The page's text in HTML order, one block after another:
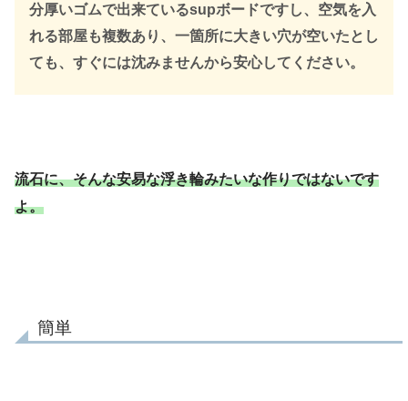
分厚いゴムで出来ているsupボードですし、空気を入
れる部屋も複数あり、一箇所に大きい穴が空いたとし
ても、すぐには沈みませんから安心してください。
流石に、そんな安易な浮き輪みたいな作りではないです
よ。
簡単